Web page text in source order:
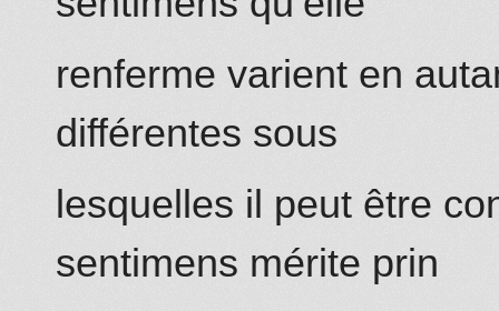
renferme varient en
différentes sous
lesquelles il peut être
sentimens mérite prin